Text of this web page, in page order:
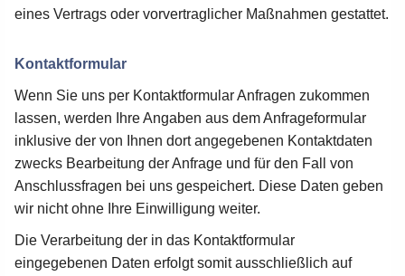
eines Vertrags oder vorvertraglicher Maßnahmen gestattet.
Kontaktformular
Wenn Sie uns per Kontaktformular Anfragen zukommen
lassen, werden Ihre Angaben aus dem Anfrageformular
inklusive der von Ihnen dort angegebenen Kontaktdaten
zwecks Bearbeitung der Anfrage und für den Fall von
Anschlussfragen bei uns gespeichert. Diese Daten geben
wir nicht ohne Ihre Einwilligung weiter.
Die Verarbeitung der in das Kontaktformular
eingegebenen Daten erfolgt somit ausschließlich auf